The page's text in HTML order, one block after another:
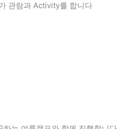
관람과 Activity를 합니다